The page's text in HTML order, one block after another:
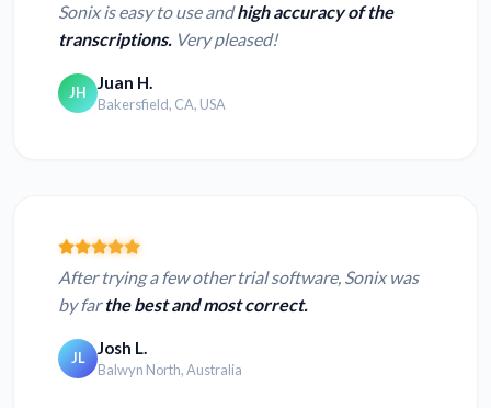
Sonix is easy to use andhigh accuracy of the
transcriptions. Very pleased!
JH Juan H.
Bakersfield, CA, USA
After trying a few other trial software, Sonix was
by farthe best and most correct.
JL Josh L.
Balwyn North, Australia